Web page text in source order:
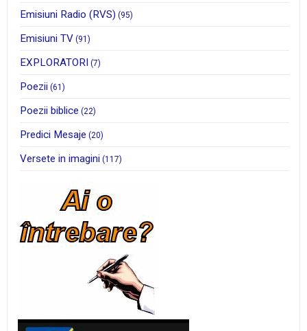
Emisiuni Radio (RVS) (95)
Emisiuni TV (91)
EXPLORATORI (7)
Poezii (61)
Poezii biblice (22)
Predici Mesaje (20)
Versete in imagini (117)